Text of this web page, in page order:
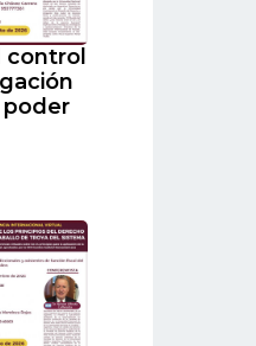
control
poder